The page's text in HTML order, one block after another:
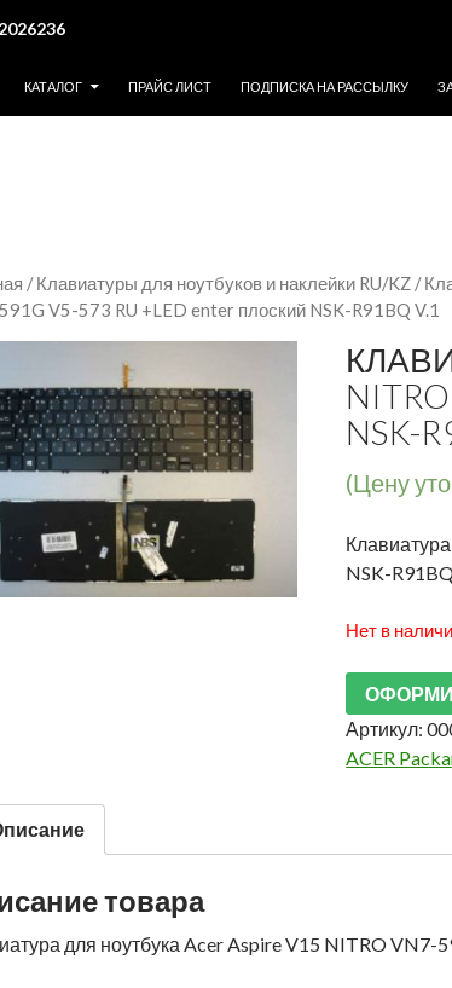
КАТАЛОГ
ПРАЙС ЛИСТ ПОДПИСКА НА РАССЫЛКУ
/Клавиатуры для ноутбуков и наклейки RU/KZ /
V5-573 RU +LED enter плоский NSK-R91BQ V.1
NSK-
(Цену
NSK-
Нет в
Артикул:
ACER
товара
для ноутбука Acer Aspire V15 NITRO VN7-